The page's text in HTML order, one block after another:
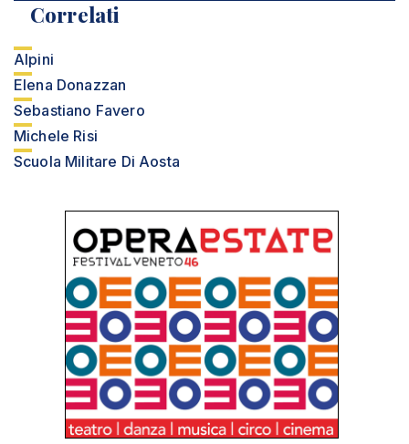
Correlati
Alpini
Elena Donazzan
Sebastiano Favero
Michele Risi
Scuola Militare Di Aosta